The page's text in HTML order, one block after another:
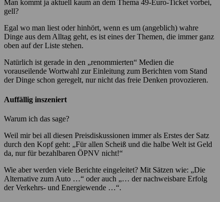
Man kommt ja aktuell kaum an dem Thema 49-Euro-Ticket vorbei,
gell?
Egal wo man liest oder hinhört, wenn es um (angeblich) wahre
Dinge aus dem Alltag geht, es ist eines der Themen, die immer ganz
oben auf der Liste stehen.
Natürlich ist gerade in den „renommierten“ Medien die
vorauseilende Wortwahl zur Einleitung zum Berichten vom Stand
der Dinge schon geregelt, nur nicht das freie Denken provozieren.
Auffällig inszeniert
Warum ich das sage?
Weil mir bei all diesen Preisdiskussionen immer als Erstes der Satz
durch den Kopf geht: „Für allen Scheiß und die halbe Welt ist Geld
da, nur für bezahlbaren ÖPNV nicht!“
Wie aber werden viele Berichte eingeleitet? Mit Sätzen wie: „Die
Alternative zum Auto …“ oder auch „… der nachweisbare Erfolg
der Verkehrs- und Energiewende …“.